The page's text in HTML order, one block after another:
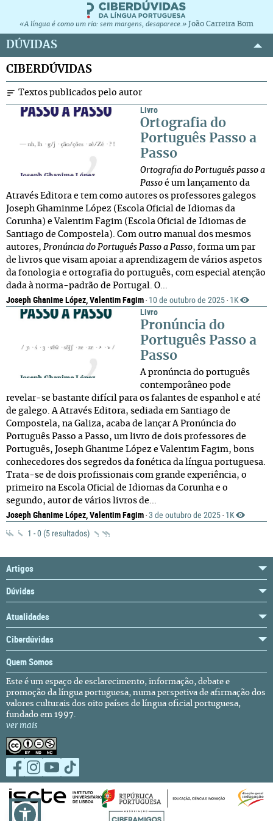
«A língua é como um rio: sem margens, desaparece.» João Carreira Bom
DÚVIDAS
CIBERDÚVIDAS
Textos publicados pelo autor
Livro
Ortografia do
Português Passo a
Passo
Ortografia do Português passo a
Passo é um lançamento da
Através Editora e tem como autores os professores galegos
Joseph Ghaminme López (Escola Oficial de Idiomas da
Corunha) e Valentim Fagim (Escola Oficial de Idiomas de
Santiago de Compostela). Com outro manual dos mesmos
autores, Pronúncia do Português Passo a Passo, forma um par
de livros que visam apoiar a aprendizagem de vários aspetos
da fonologia e ortografia do português, com especial atenção
dada à norma-padrão de Portugal. O...
Joseph Ghanime López, Valentim Fagim · 10 de outubro de 2025 · 1K
Livro
Pronúncia do
Português Passo a
Passo
A pronúncia do português
contemporâneo pode
revelar-se bastante difícil para os falantes de espanhol e até
de galego. A Através Editora, sediada em Santiago de
Compostela, na Galiza, acaba de lançar A Pronúncia do
Português Passo a Passo, um livro de dois professores de
Português, Joseph Ghanime López e Valentim Fagim, bons
conhecedores dos segredos da fonética da língua portuguesa.
Trata-se de dois profissionais com grande experiência, o
primeiro na Escola Oficial de Idiomas da Corunha e o
segundo, autor de vários livros de...
Joseph Ghanime López, Valentim Fagim · 3 de outubro de 2025 · 1K
1 - 0 (5 resultados)
Artigos
Dúvidas
Atualidades
Ciberdúvidas
Quem Somos
Este é um espaço de esclarecimento, informação, debate e
promoção da língua portuguesa, numa perspetiva de afirmação dos
valores culturais dos oito países de língua oficial portuguesa,
fundado em 1997.
ver mais